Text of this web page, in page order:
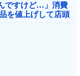
ですけど…」消費
を値上げして店頭